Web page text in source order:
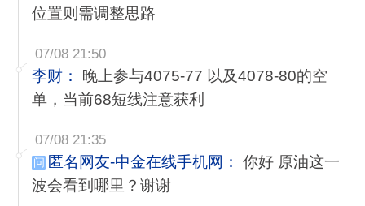
位置则需调整思路
07/08 21:50
李财： 晚上参与4075-77 以及4078-80的空
单，当前68短线注意获利
07/08 21:35
问 匿名网友-中金在线手机网：
你好 原油这一
波会看到哪里？谢谢